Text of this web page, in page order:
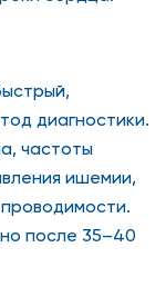
диагностики.
частоты
ишемии,
после 35–40